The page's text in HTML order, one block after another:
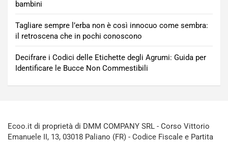
bambini
Tagliare sempre l’erba non è così innocuo come sembra:
il retroscena che in pochi conoscono
Decifrare i Codici delle Etichette degli Agrumi: Guida per
Identificare le Bucce Non Commestibili
Ecoo.it di proprietà di DMM COMPANY SRL - Corso Vittorio
Emanuele II, 13, 03018 Paliano (FR) - Codice Fiscale e Partita